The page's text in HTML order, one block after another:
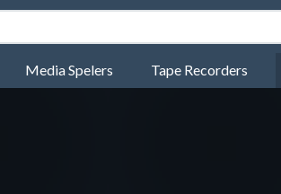
Media Spelers Tape Recorders